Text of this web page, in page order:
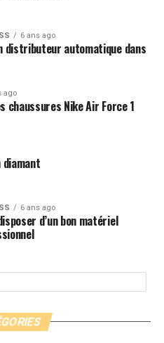
6 ans ago
distributeur automatique dans
ago
chaussures Nike Air Force 1
diamant
6 ans ago
d’un bon matériel